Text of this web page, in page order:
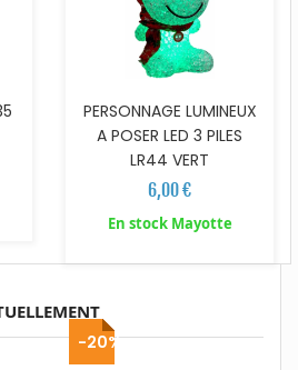
PERSONNAGE LUMINEUX
A POSER LED 3 PILES
LR44 VERT
6,00 €
En stock Mayotte
-20%